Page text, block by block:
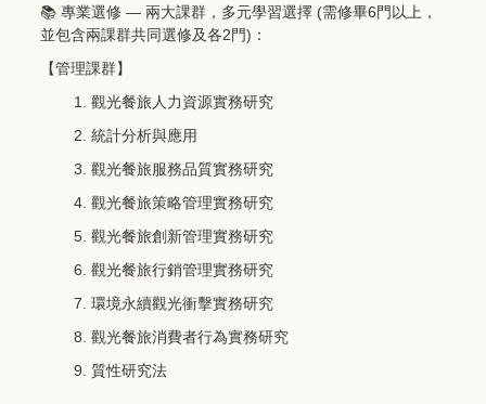
📚 專業選修 — 兩大課群，多元學習選擇 (需修畢6 門以上，
並包含兩課群共同選修及各2 門) ：
【管理課群】
觀光餐旅人力資源實務研究
統計分析與應用
觀光餐旅服務品質實務研究
觀光餐旅策略管理實務研究
觀光餐旅創新管理實務研究
觀光餐旅行銷管理實務研究
環境永續觀光衝擊實務研究
觀光餐旅消費者行為實務研究
質性研究法